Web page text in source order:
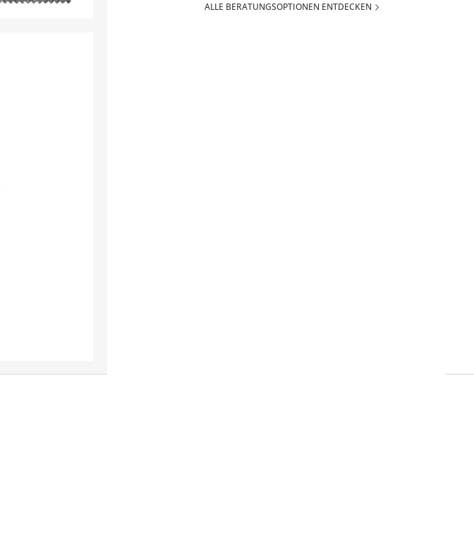
ALLE BERATUNGSOPTIONEN ENTDECKEN